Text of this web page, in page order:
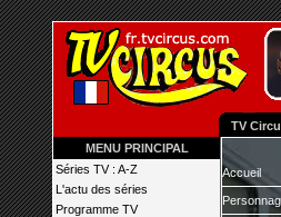
TV
MENU PRINCIPAL
Séries TV : A-Z
L'actu des séries
Programme TV
Accueil